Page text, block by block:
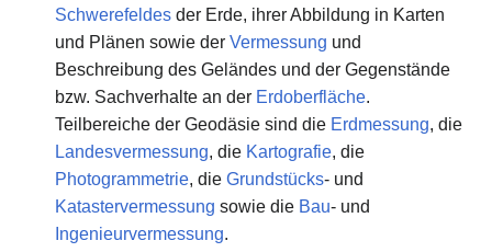
Schwerefeldesder Erde, ihrer Abbildung in Karten
und Plänen sowie der Vermessung und
Beschreibung des Geländes und der Gegenstände
bzw. Sachverhalte an der Erdoberfläche.
Teilbereiche der Geodäsie sind die Erdmessung, die
Landesvermessung, die Kartografie, die
Photogrammetrie, die Grundstücks- und
Katastervermessung sowie die Bau- und
Ingenieurvermessung.